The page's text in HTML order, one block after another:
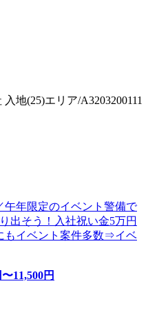
地(25)エリア/A3203200111
午年限定のイベント警備で
出そう！入社祝い金5万円
もイベント案件多数⇒イベ
〜11,500円